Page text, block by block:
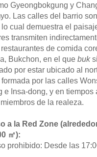
Gyeongbokgung y
Las calles del barrio
cual demuestra el
transmiten
de comida
Bukchon, en el que buk
por estar ubicado al
por las calles
e Insa-dong, y en
de la realeza.
a la Red Zone
㎡):
prohibido: Desde las